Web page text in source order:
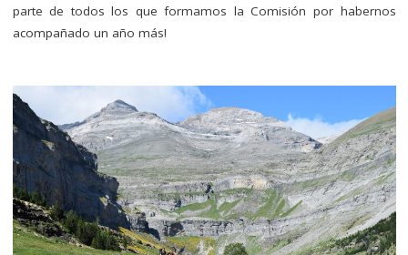
parte de todos los que formamos la Comisión por habernos
acompañado un año más!